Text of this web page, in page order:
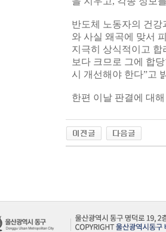
반도체 노동자의 건
와 사실 왜곡에 맞서
지극히 상식적이고 합
보다 크므로 그에 합
시 개선해야 한다”고
한편 이날 판결에 대